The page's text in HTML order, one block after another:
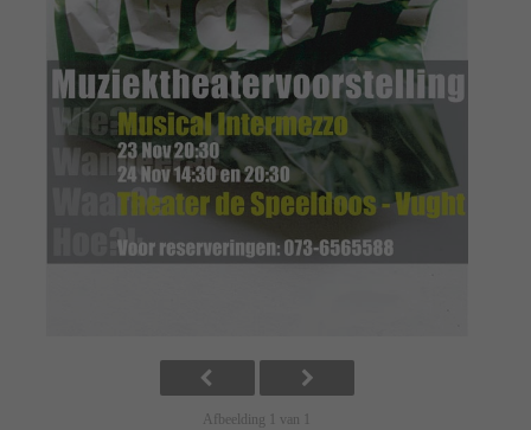
Afbeelding 1 van 1